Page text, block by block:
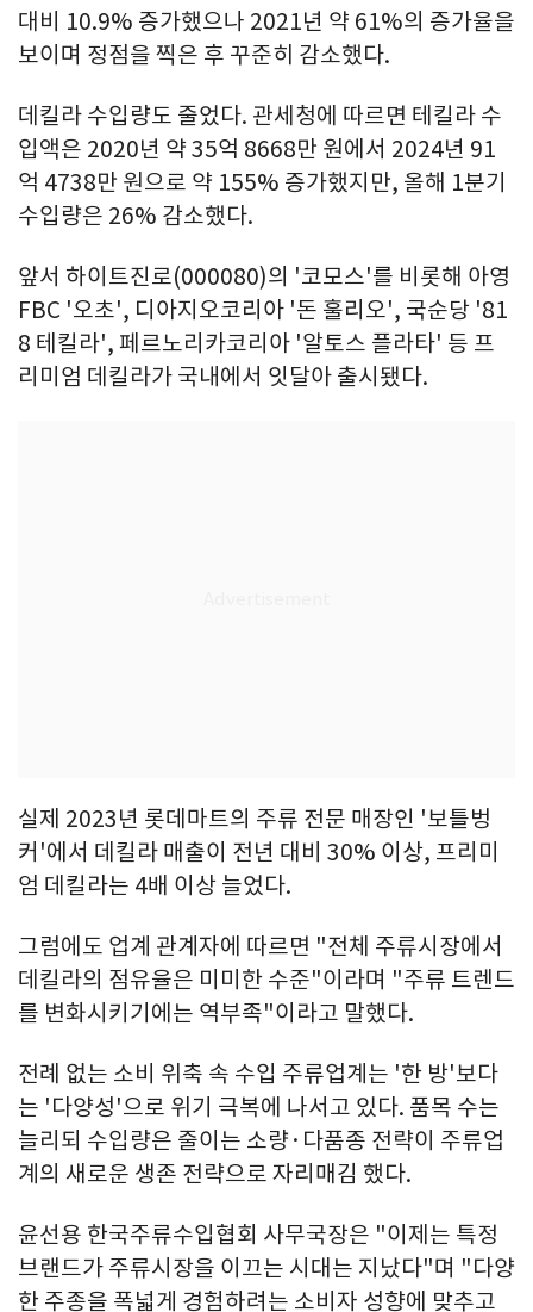
대비 10.9% 증가했으나 2021년 약 61%의 증가율을
보이며 정점을 찍은 후 꾸준히 감소했다.
데킬라 수입량도 줄었다. 관세청에 따르면 테킬라 수
입액은 2020년 약 35억 8668만 원에서 2024년 91
억 4738만 원으로 약 155% 증가했지만, 올해 1분기
수입량은 26% 감소했다.
앞서 하이트진로(000080)의 '코모스'를 비롯해 아영
FBC '오초', 디아지오코리아 '돈 훌리오', 국순당 '81
8 테킬라', 페르노리카코리아 '알토스 플라타' 등 프
리미엄 데킬라가 국내에서 잇달아 출시됐다.
실제 2023년 롯데마트의 주류 전문 매장인 '보틀벙
커'에서 데킬라 매출이 전년 대비 30% 이상, 프리미
엄 데킬라는 4배 이상 늘었다.
그럼에도 업계 관계자에 따르면 "전체 주류시장에서
데킬라의 점유율은 미미한 수준"이라며 "주류 트렌드
를 변화시키기에는 역부족"이라고 말했다.
전례 없는 소비 위축 속 수입 주류업계는 '한 방'보다
는 '다양성'으로 위기 극복에 나서고 있다. 품목 수는
늘리되 수입량은 줄이는 소량·다품종 전략이 주류업
계의 새로운 생존 전략으로 자리매김 했다.
윤선용 한국주류수입협회 사무국장은 "이제는 특정
브랜드가 주류시장을 이끄는 시대는 지났다"며 "다양
한 주종을 폭넓게 경험하려는 소비자 성향에 맞추고